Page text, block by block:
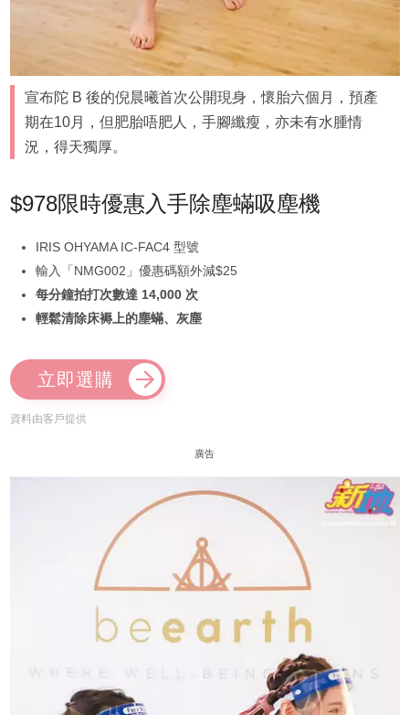
宣布陀 B 後的倪晨曦首次公開現身，懷胎六個月，預產
期在10月，但肥胎唔肥人，手腳纖瘦，亦未有水腫情
況，得天獨厚。
$978限時優惠入手除塵蟎吸塵機
IRIS OHYAMA IC-FAC4 型號
輸入「NMG002」優惠碼額外減$25
每分鐘拍打次數達 14,000 次
輕鬆清除床褥上的塵蟎、灰塵
立即選購
資料由客戶提供
廣告